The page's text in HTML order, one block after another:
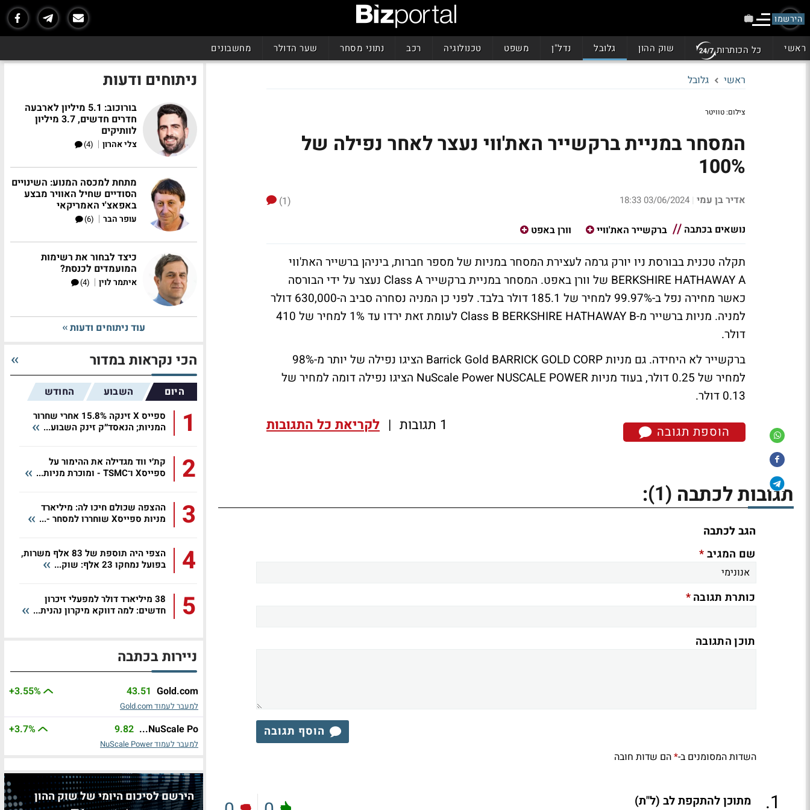
הירשמו
ראשי כל הכותרות שוק ההון גלובל נדל"ן משפט טכנולוגיה רכב נתוני מסחר שער הדולר מחשבונים
ראשי גלובל
צילום: טוויטר
המסחר במניית ברקשייר האת'ווי נעצר לאחר נפילה של
100%
אדיר בן עמי |
03/06/2024 18:33
(1)
נושאים בכתבה
ברקשייר האת'וויי וורן באפט
תקלה טכנית בבורסת ניו יורק גרמה לעצירת המסחר במניות של מספר חברות, ביניהן ברשייר האת'ווי
BERKSHIRE HATHAWAY A של וורן באפט. המסחר במניית ברקשייר Class A נעצר על ידי הבורסה
כאשר מחירה נפל ב-99.97% למחיר של 185.1 דולר בלבד. לפני כן המניה נסחרה סביב ה-630,000 דולר
למניה. מניות ברשייר מ-Class B BERKSHIRE HATHAWAY B לעומת זאת ירדו עד 1% למחיר של 410
דולר.
ברקשייר לא היחידה. גם מניות Barrick Gold BARRICK GOLD CORP הציגו נפילה של יותר מ-98%
למחיר של 0.25 דולר, בעוד מניות NuScale Power NUSCALE POWER הציגו נפילה דומה למחיר של
0.13 דולר.
הוספת תגובה 1 תגובות | לקריאת כל התגובות
תגובות לכתבה (1)
:
הגב לכתבה
שם המגיב*
כותרת תגובה*
תוכן התגובה
הוסף תגובה
השדות המסומנים ב-*הם שדות חובה
1
. מתוכן להתקפת לב (ל"ת)
ניתוחים ודעות
בורוכוב: 5.1 מיליון לארבעה
חדרים חדשים, 3.7 מיליון
לוותיקים
צלי אהרון |
(4)
מתחת למכסה המנוע: השינויים
הסודיים שחיל האוויר מבצע
באפאצ'י האמריקאי
עופר הבר |
(6)
כיצד לבחור את רשימות
המועמדים לכנסת?
איתמר לוין |
(4)
עוד ניתוחים ודעות
הכי נקראות במדור
היום השבוע החודש
1
ספייס X זינקה 15.8% אחרי שחרור
המניות; הנאסד״ק זינק השבוע...
2
קת׳י ווד מגדילה את ההימור על
ספייסX ו־TSMC - ומוכרת מניות...
3
ההצפה שכולם חיכו לה: מיליארד
מניות ספייסX שוחררו למסחר -...
4
הצפי היה תוספת של 83 אלף משרות,
בפועל נמחקו 23 אלף: שוק...
5
38 מיליארד דולר למפעלי זיכרון
חדשים: למה דווקא מיקרון נהנית...
ניירות בכתבה
Gold.com
43.51
+3.55%
למעבר לעמוד Gold.com
NuScale Po...
9.82
+3.7%
למעבר לעמוד NuScale Power
הירשם לסיכום היומי של שוק ההון